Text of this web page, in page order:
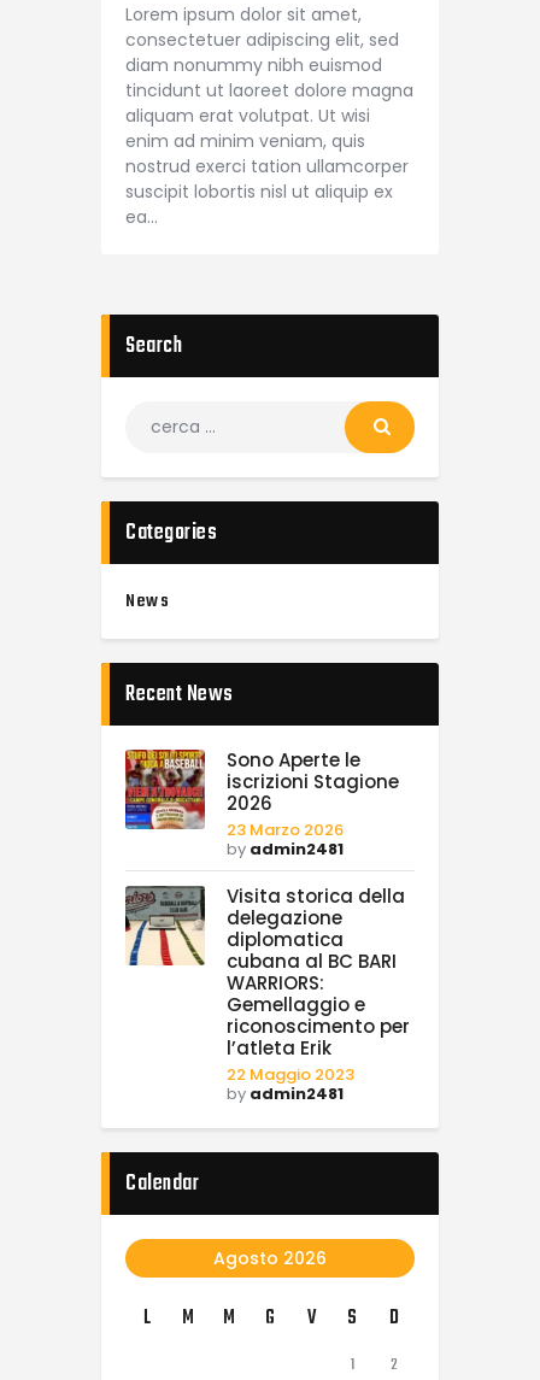
Lorem ipsum dolor sit amet,
consectetuer adipiscing elit, sed
diam nonummy nibh euismod
tincidunt ut laoreet dolore magna
aliquam erat volutpat. Ut wisi
enim ad minim veniam, quis
nostrud exerci tation ullamcorper
suscipit lobortis nisl ut aliquip ex
ea…
Search
Categories
News
Recent News
Sono Aperte le
iscrizioni Stagione
2026
23 Marzo 2026
by admin2481
Visita storica della
delegazione
diplomatica
cubana al BC BARI
WARRIORS:
Gemellaggio e
riconoscimento per
l’atleta Erik
22 Maggio 2023
by admin2481
Calendar
Agosto 2026
L M M G V S D
1
2